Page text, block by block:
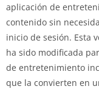
aplicación de
contenido sin
inicio de sesión. Esta
ha sido modificada
de entretenimiento
que la convierten en